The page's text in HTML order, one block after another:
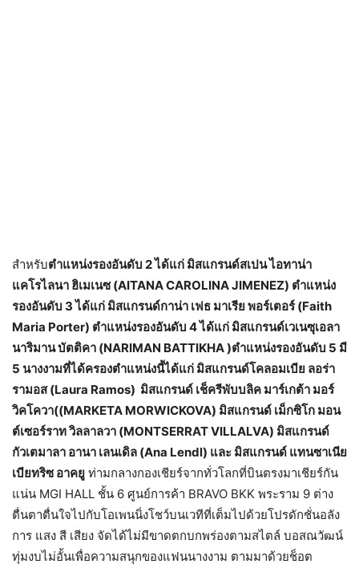
สำหรับตำแหน่งรองอันดับ 2 ได้แก่ มิสแกรนด์สเปน ไอทาน่า
แคโรไลนา ฮิเมเนซ (AITANA CAROLINA JIMENEZ) ตำแหน่ง
รองอันดับ 3 ได้แก่ มิสแกรนด์กาน่า เฟธ มาเรีย พอร์เตอร์ (Faith
Maria Porter) ตำแหน่งรองอันดับ 4 ได้แก่ มิสแกรนด์เวเนซุเอลา
นาริมาน บัตติคา (NARIMAN BATTIKHA )ตำแหน่งรองอันดับ 5 มี
5 นางงามที่ได้ครองตำแหน่งนี้ได้แก่ มิสแกรนด์โคลอมเบีย ลอร่า
รามอส (Laura Ramos) มิสแกรนด์ เช็ครีพับบลิค มาร์เกต้า มอร์
วิคโควา((MARKETA MORWICKOVA) มิสแกรนด์ เม็กซิโก มอน
ต์เซอร์ราท วิลลาลวา (MONTSERRAT VILLALVA) มิสแกรนด์
กัวเตมาลา อานา เลนเดิล (Ana Lendl) และ มิสแกรนด์ แทนซาเนีย
เบียทริซ อาคยู ท่ามกลางกองเชียร์จากทั่วโลกที่บินตรงมาเชียร์กัน
แน่น MGI HALL ชั้น 6 ศูนย์การค้า BRAVO BKK พระราม 9 ต่าง
ตื่นตาตื่นใจไปกับโอเพนนิ่งโชว์บนเวทีที่เต็มไปด้วยโปรดักชั่นอลัง
การ แสง สี เสียง จัดได้ไม่มีขาดตกบกพร่องตามสไตล์ บอสณวัฒน์
ทุ่มงบไม่อั้นเพื่อความสนุกของแฟนนางงาม ตามมาด้วยช็อต